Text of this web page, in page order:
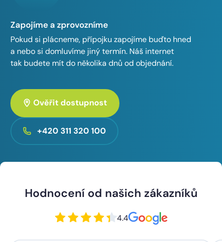
Zapojíme a zprovozníme
Pokud si plácneme, přípojku zapojíme buďto hned
a nebo si domluvíme jiný termín. Náš internet
tak budete mít do několika dnů od objednání.
Ověřit dostupnost
+420 311 320 100
Hodnocení od našich zákazníků
4.4